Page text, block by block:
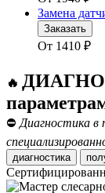
Замена
Заказать
От 1410 ₽
🔥
⛔ Диагностика
диагностика